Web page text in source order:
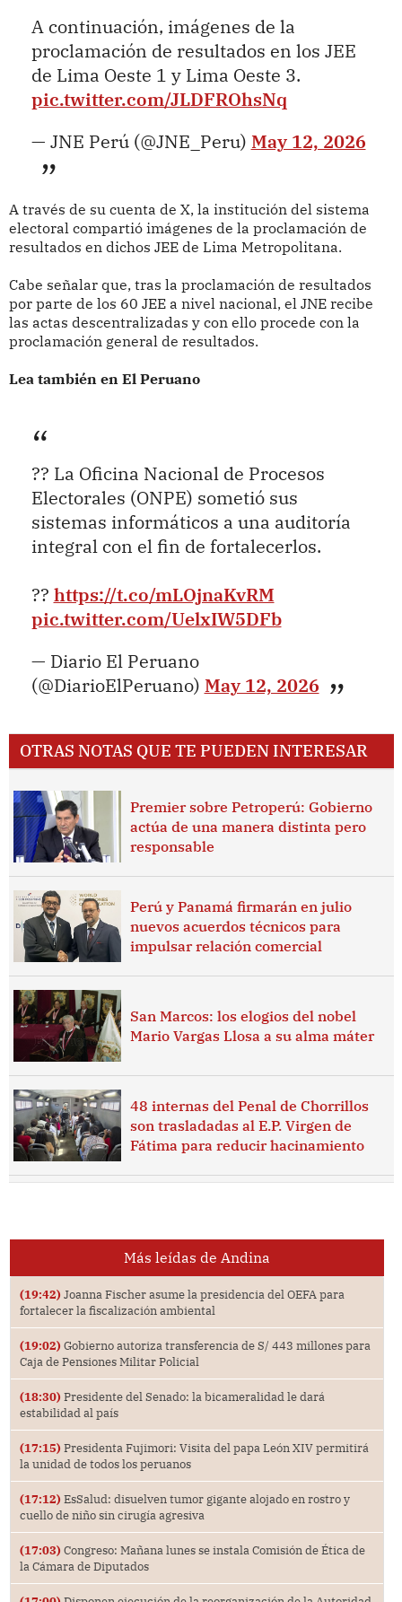
A continuación, imágenes de la
proclamación de resultados en los JEE
de Lima Oeste 1 y Lima Oeste 3.
pic.twitter.com/JLDFROhsNq
— JNE Perú (@JNE_Peru) May 12, 2026
A través de su cuenta de X, la institución del sistema
electoral compartió imágenes de la proclamación de
resultados en dichos JEE de Lima Metropolitana.
Cabe señalar que, tras la proclamación de resultados
por parte de los 60 JEE a nivel nacional, el JNE recibe
las actas descentralizadas y con ello procede con la
proclamación general de resultados.
Lea también en El Peruano
?? La Oficina Nacional de Procesos
Electorales (ONPE) sometió sus
sistemas informáticos a una auditoría
integral con el fin de fortalecerlos.
?? https://t.co/mLOjnaKvRM
pic.twitter.com/UelxIW5DFb
— Diario El Peruano
(@DiarioElPeruano) May 12, 2026
OTRAS NOTAS QUE TE PUEDEN INTERESAR
Premier sobre Petroperú: Gobierno
actúa de una manera distinta pero
responsable
Perú y Panamá firmarán en julio
nuevos acuerdos técnicos para
impulsar relación comercial
San Marcos: los elogios del nobel
Mario Vargas Llosa a su alma máter
48 internas del Penal de Chorrillos
son trasladadas al E.P. Virgen de
Fátima para reducir hacinamiento
Más leídas de Andina
(19:42) Joanna Fischer asume la presidencia del OEFA para
fortalecer la fiscalización ambiental
(19:02) Gobierno autoriza transferencia de S/ 443 millones para
Caja de Pensiones Militar Policial
(18:30) Presidente del Senado: la bicameralidad le dará
estabilidad al país
(17:15) Presidenta Fujimori: Visita del papa León XIV permitirá
la unidad de todos los peruanos
(17:12) EsSalud: disuelven tumor gigante alojado en rostro y
cuello de niño sin cirugía agresiva
(17:03) Congreso: Mañana lunes se instala Comisión de Ética de
la Cámara de Diputados